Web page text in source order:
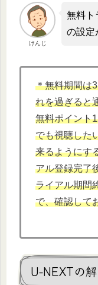
けんじ
無料ト
の設定
＊無料期間は
れを過ぎると
無料ポイント
でも視聴した
来るようにす
アル登録完了
ライアル期間
で、確認して
U-NEXTの